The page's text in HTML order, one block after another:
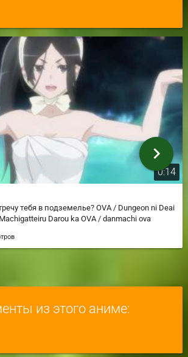
0:14
тебя в подземелье? OVA / Dungeon ni Deai
Darou ka OVA / danmachi ova
chevron_right
из этого аниме: